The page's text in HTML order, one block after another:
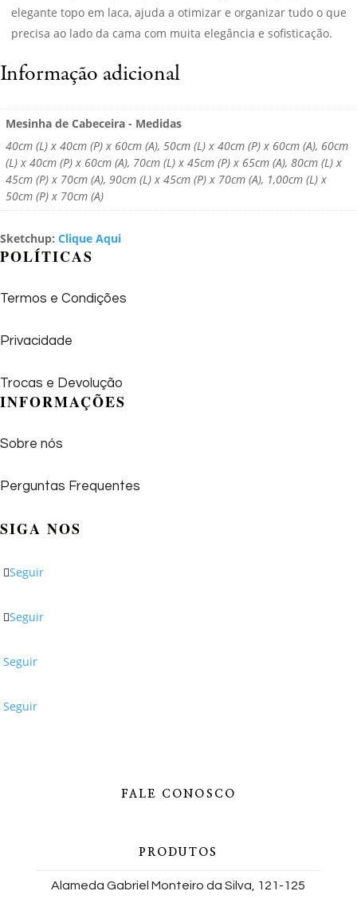
elegante topo em laca, ajuda a otimizar e organizar tudo o que
precisa ao lado da cama com muita elegância e sofisticação.
Informação adicional
Mesinha de Cabeceira - Medidas
40cm (L) x 40cm (P) x 60cm (A), 50cm (L) x 40cm (P) x 60cm (A), 60cm
(L) x 40cm (P) x 60cm (A), 70cm (L) x 45cm (P) x 65cm (A), 80cm (L) x
45cm (P) x 70cm (A), 90cm (L) x 45cm (P) x 70cm (A), 1,00cm (L) x
50cm (P) x 70cm (A)
Sketchup: Clique Aqui
POLÍTICAS
Termos e Condições
Privacidade
Trocas e Devolução
INFORMAÇÕES
Sobre nós
Perguntas Frequentes
SIGA NOS
Seguir
Seguir
Seguir
Seguir
FALE CONOSCO
PRODUTOS
Alameda Gabriel Monteiro da Silva, 121-125